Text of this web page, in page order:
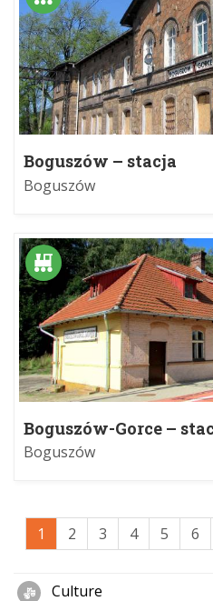
Boguszów – stacja
Boguszów
Boguszów-Gorce –
Zachód
Boguszów
1 2 3 4 5 6
Culture